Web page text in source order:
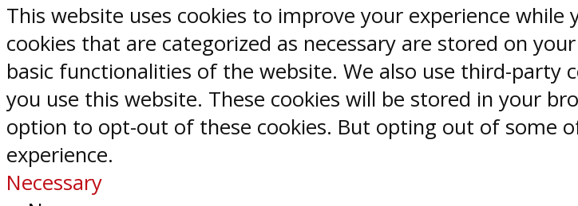
This website uses cookies to improve your experience
cookies that are categorized as necessary are stored on
basic functionalities of the website. We also use third-party
you use this website. These cookies will be stored in your
option to opt-out of these cookies. But opting out of some
experience.
Necessary